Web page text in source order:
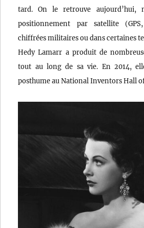
tard. On le retrouve aujourd’hui,
positionnement par satellite
chiffrées militaires ou dans certaines
Hedy Lamarr a produit de
tout au long de sa vie. En 2014,
posthume au National Inventors Hall